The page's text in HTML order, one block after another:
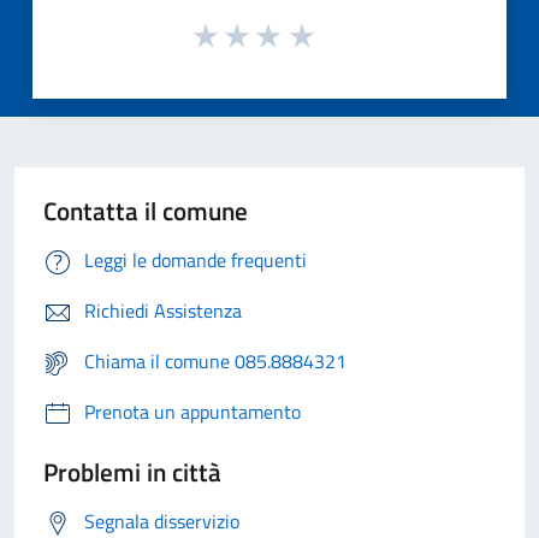
Contatta il comune
Leggi le domande frequenti
Richiedi Assistenza
Chiama il comune 085.8884321
Prenota un appuntamento
Problemi in città
Segnala disservizio